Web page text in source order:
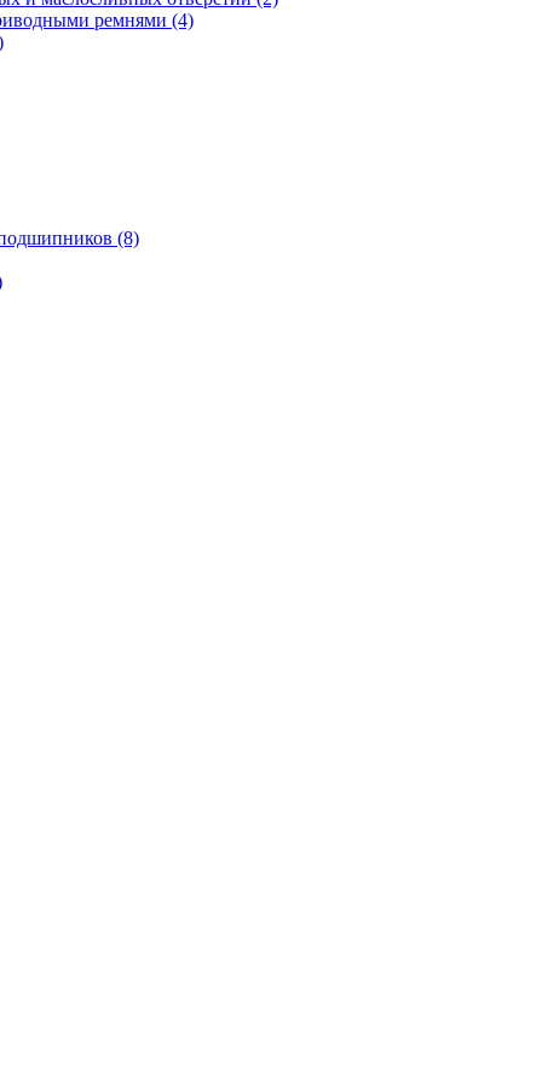
ремнями (4)
(8)